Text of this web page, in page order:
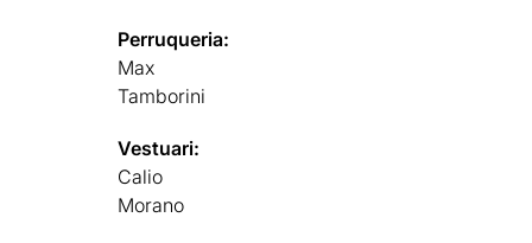
Perruqueria:
Max
Tamborini
Vestuari:
Calio
Morano